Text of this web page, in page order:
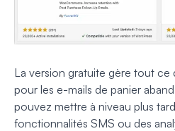
La version gratuite gère tout ce
pour les e-mails de panier
pouvez mettre à niveau plus
fonctionnalités SMS ou des